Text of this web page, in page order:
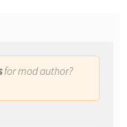
for mod author?